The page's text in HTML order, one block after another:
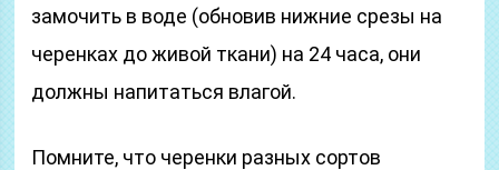
замочить в воде (обновив нижние срезы на
черенках до живой ткани) на 24 часа, они
должны напитаться влагой.
Помните, что черенки разных сортов